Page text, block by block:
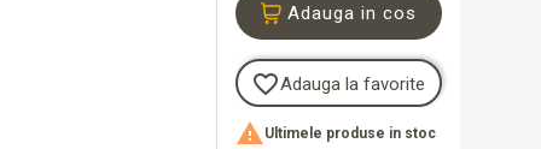
Adauga in cos
favorite_borderAdauga la favorite
 Ultimele produse in stoc